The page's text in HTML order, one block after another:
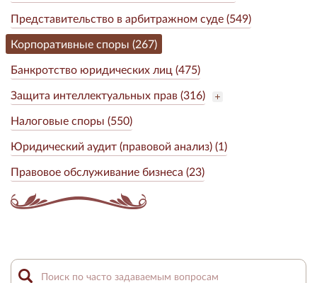
Представительство в арбитражном суде (549)
Корпоративные споры (267)
Банкротство юридических лиц (475)
Защита интеллектуальных прав (316)
Налоговые споры (550)
Юридический аудит (правовой анализ) (1)
Правовое обслуживание бизнеса (23)